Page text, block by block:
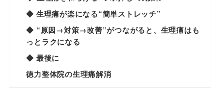
◆ 生理痛が楽になる“簡単ストレッチ”
◆ “原因→対策→改善”がつながると、生理痛はも
っとラクになる
◆ 最後に
徳力整体院の生理痛解消